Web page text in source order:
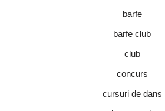
barfe
barfe club
club
concurs
cursuri de dans